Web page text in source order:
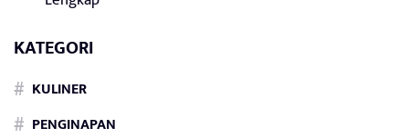
KATEGORI
KULINER
PENGINAPAN